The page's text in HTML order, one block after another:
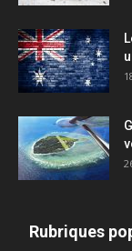
Rubriques